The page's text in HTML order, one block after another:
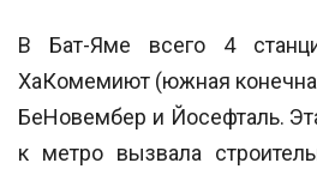
В Бат-Яме всего 4
ХаКомемиют (южная
БеНовембер и Йосефталь.
к метро вызвала